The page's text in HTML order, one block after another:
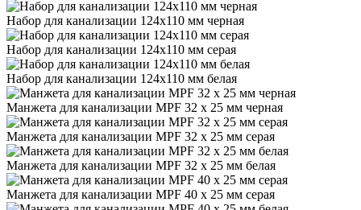
Набор для канализации 124х110 мм черная
Набор для канализации 124х110 мм серая
Набор для канализации 124х110 мм белая
Манжета для канализации MPF 32 х 25 мм черная
Манжета для канализации MPF 32 х 25 мм серая
Манжета для канализации MPF 32 х 25 мм белая
Манжета для канализации MPF 40 х 25 мм серая